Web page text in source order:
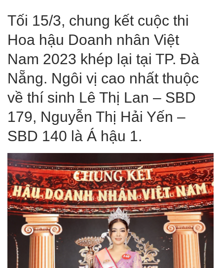
Tối 15/3, chung kết cuộc thi
Hoa hậu Doanh nhân Việt
Nam 2023 khép lại tại TP. Đà
Nẵng. Ngôi vị cao nhất thuộc
về thí sinh Lê Thị Lan – SBD
179, Nguyễn Thị Hải Yến –
SBD 140 là Á hậu 1.